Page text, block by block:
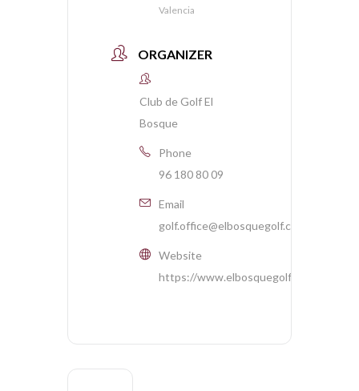
Valencia
ORGANIZER
Club de Golf El
Bosque
Phone
96 180 80 09
Email
golf.office@elbosquegolf.com
Website
https://www.elbosquegolf.com